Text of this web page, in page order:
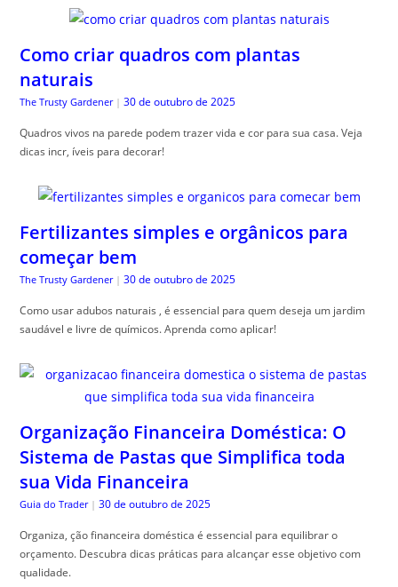
Como criar quadros com plantas
naturais
The Trusty Gardener | 30 de outubro de 2025
Quadros vivos na parede podem trazer vida e cor para sua casa. Veja
dicas incr, íveis para decorar!
Fertilizantes simples e orgânicos para
começar bem
The Trusty Gardener | 30 de outubro de 2025
Como usar adubos naturais , é essencial para quem deseja um jardim
saudável e livre de químicos. Aprenda como aplicar!
Organização Financeira Doméstica: O
Sistema de Pastas que Simplifica toda
sua Vida Financeira
Guia do Trader | 30 de outubro de 2025
Organiza, ção financeira doméstica é essencial para equilibrar o
orçamento. Descubra dicas práticas para alcançar esse objetivo com
qualidade.